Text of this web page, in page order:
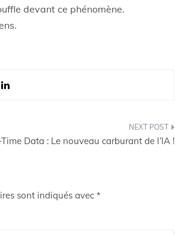
devant ce phénomène.
Data : Le nouveau carburant de l’IA !
sont indiqués avec *